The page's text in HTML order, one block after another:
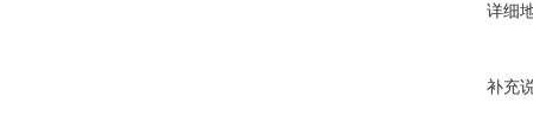
详细
补充